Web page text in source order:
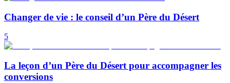
Changer de vie : le conseil d’un Père du Désert
5
La leçon d’un Père du Désert pour accompagner les
conversions